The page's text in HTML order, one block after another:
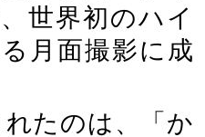
世界初のハイ
月面撮影に成
たのは、「か